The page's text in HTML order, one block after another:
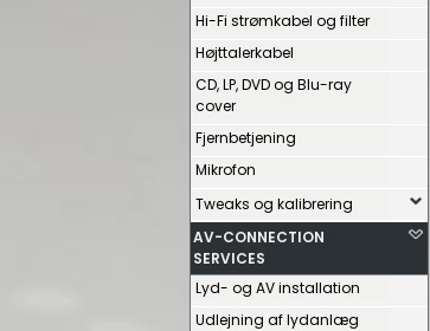
Hi-Fi strømkabel og filter
Højttalerkabel
CD, LP, DVD og Blu-ray
cover
Fjernbetjening
Mikrofon
Tweaks og kalibrering
AV-CONNECTION
SERVICES
Lyd- og AV installation
Udlejning af lydanlæg